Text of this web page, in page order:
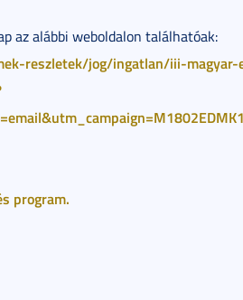
az alábbi weboldalon találhatóak:
reszletek/jog/ingatlan/iii-magyar-
program.